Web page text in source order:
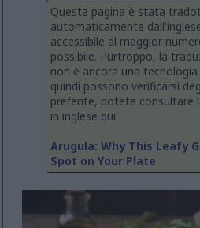
Questa pagina è stata
automaticamente
accessibile al maggior
possibile. Purtroppo, la
non è ancora una
quindi possono verificarsi
preferite, potete consultare
in inglese qui:
Arugula: Why This Leafy
Spot on Your Plate